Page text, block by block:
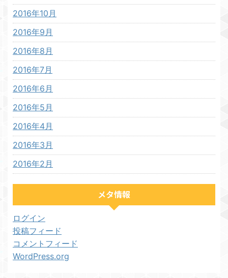
2016年10月
2016年9月
2016年8月
2016年7月
2016年6月
2016年5月
2016年4月
2016年3月
2016年2月
メタ情報
ログイン
投稿フィード
コメントフィード
WordPress.org